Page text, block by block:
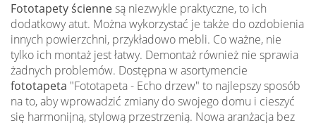
Fototapety ściennesą niezwykle praktyczne, to ich
dodatkowy atut. Można wykorzystać je także do ozdobienia
innych powierzchni, przykładowo mebli. Co ważne, nie
tylko ich montaż jest łatwy. Demontaż również nie sprawia
żadnych problemów. Dostępna w asortymencie
fototapeta "Fototapeta - Echo drzew" to najlepszy sposób
na to, aby wprowadzić zmiany do swojego domu i cieszyć
się harmonijną, stylową przestrzenią. Nowa aranżacja bez